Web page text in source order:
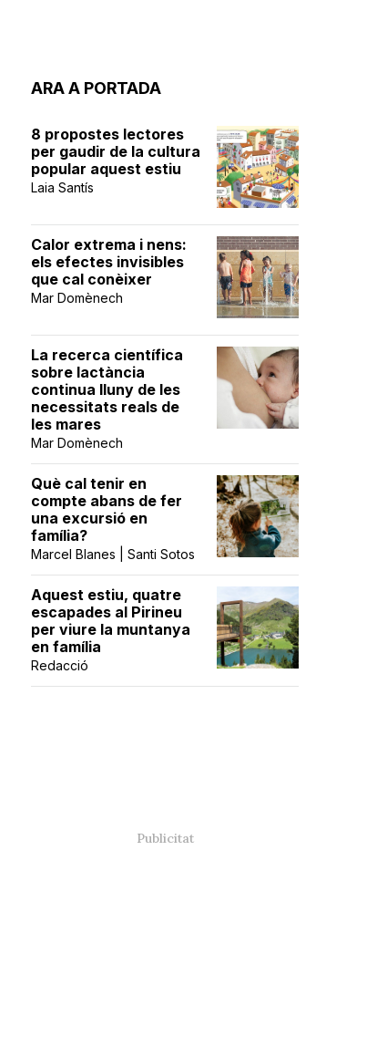
ARA A PORTADA
8 propostes lectores
per gaudir de la cultura
popular aquest estiu
Laia Santís
Calor extrema i nens:
els efectes invisibles
que cal conèixer
Mar Domènech
La recerca científica
sobre lactància
continua lluny de les
necessitats reals de
les mares
Mar Domènech
Què cal tenir en
compte abans de fer
una excursió en
família?
Marcel Blanes | Santi Sotos
Aquest estiu, quatre
escapades al Pirineu
per viure la muntanya
en família
Redacció